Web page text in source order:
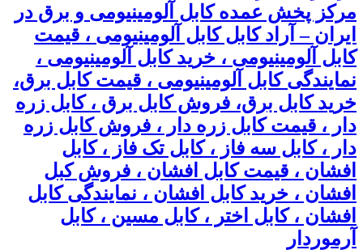
مرکز پخش عمده کابل آلومینیومی و برق در
ایران – آراد کابل کابل آلومینیومی ، قیمت
کابل آلومینیومی ، خرید کابل آلومینیومی ،
نمایندگی کابل آلومینیومی ، قیمت کابل برق،
خرید کابل برق، فروش کابل برق ، کابل زره
دار ، قیمت کابل زره دار ، فروش کابل زره
دار ، کابل سه فاز ، کابل تک فاز ، کابل
افشان ، قیمت کابل افشان ، فروش کبل
افشان ، خرید کابل افشان ، نمایندگی کابل
افشان ، کابل اختر ، کابل مسین ، کابل
آرموردار